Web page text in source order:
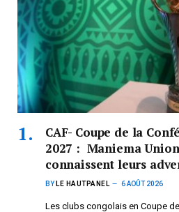
CAF- Coupe de la
2027 : Maniema
connaissent leurs
BY LE HAUTPANEL 6 AOÛT 2026
Les clubs congolais en Coupe